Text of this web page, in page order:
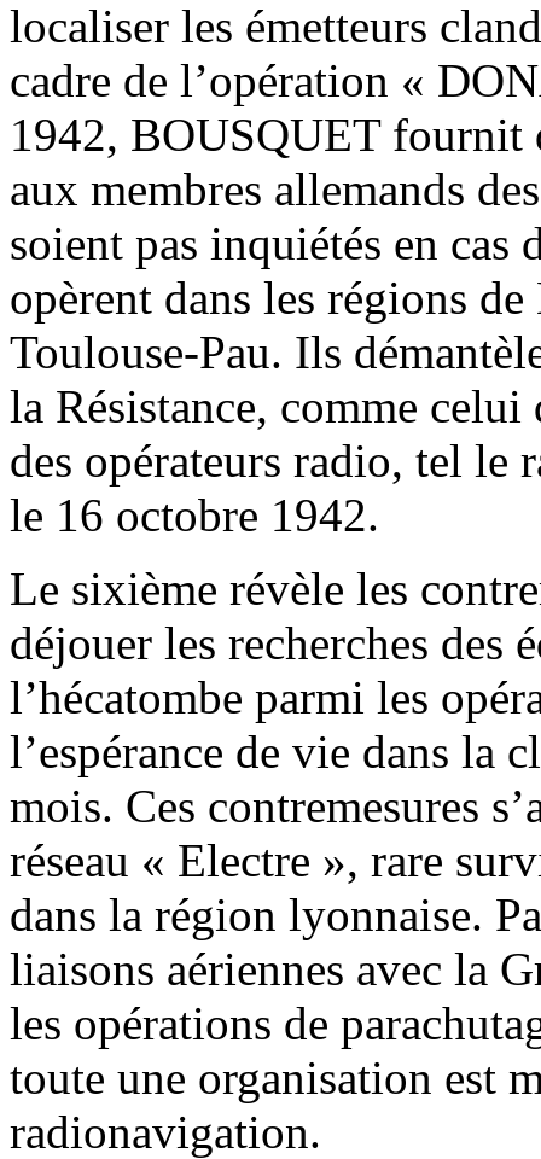
localiser les émetteurs
cadre de l’opération «
1942, BOUSQUET fournit
aux membres allemands
soient pas inquiétés en cas
opèrent dans les régions
Toulouse-Pau. Ils
la Résistance, comme
des opérateurs radio, tel le
le 16 octobre 1942.
Le sixième révèle les
déjouer les recherches des
l’hécatombe parmi les
l’espérance de vie dans la
mois. Ces contremesures
réseau « Electre », rare
dans la région lyonnaise.
liaisons aériennes avec la
les opérations de
toute une organisation est
radionavigation.